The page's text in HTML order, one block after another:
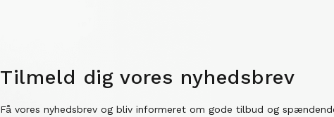
Tilmeld dig vores nyhedsbrev
Få vores nyhedsbrev og bliv informeret om gode tilbud og